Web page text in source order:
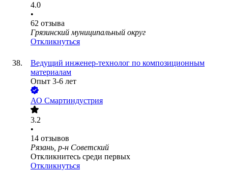
4.0
•
62 отзыва
Грязинский муниципальный округ
Откликнуться
Ведущий инженер-технолог по композиционным
материалам
Опыт 3-6 лет
АО Смартиндустрия
3.2
•
14 отзывов
Рязань, р-н Советский
Откликнитесь среди первых
Откликнуться